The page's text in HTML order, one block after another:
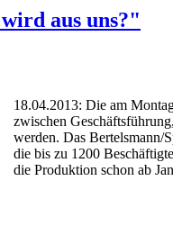
aus uns?"
18.04.2013: Die am
zwischen
werden. Das Bertelsmann/
die bis zu 1200
die Produktion schon ab